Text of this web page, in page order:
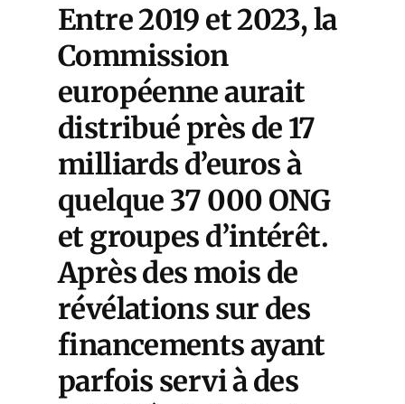
Entre 2019 et 2023, la
Commission
européenne aurait
distribué près de 17
milliards d’euros à
quelque 37 000 ONG
et groupes d’intérêt.
Après des mois de
révélations sur des
financements ayant
parfois servi à des